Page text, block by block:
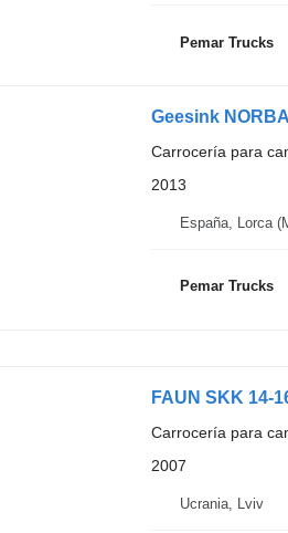
Pemar Trucks
Geesink
Carrocería para
2013
España, Lorca
Pemar Trucks
FAUN SKK 14-
Carrocería para
2007
Ucrania, Lviv